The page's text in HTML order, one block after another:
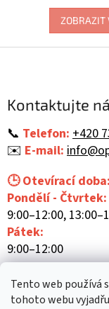
Tento web používá
tohoto webu
ZOBRAZIT
Kontaktujte
📞 Telefon: +420
✉️ E-mail:
🕒 Otevírací doba:
Pondělí - Čtvrtek:
9:00–12:00,
Pátek:
9:00–12:00